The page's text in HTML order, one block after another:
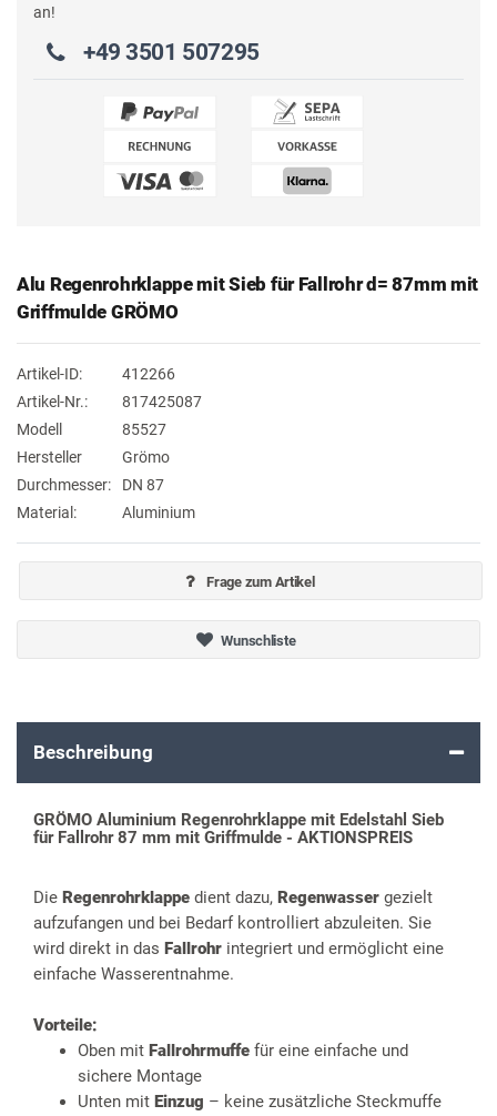
an!
+49 3501 507295
Alu Regenrohrklappe mit Sieb für Fallrohr d= 87mm mit
Griffmulde GRÖMO
Artikel-ID:
412266
Artikel-Nr.:
817425087
Modell
85527
Hersteller
Grömo
Durchmesser:
DN 87
Material:
Aluminium
Frage zum Artikel
Wunschliste
Beschreibung
GRÖMO Aluminium Regenrohrklappe mit Edelstahl Sieb
für Fallrohr 87 mm mit Griffmulde - AKTIONSPREIS
Die Regenrohrklappe dient dazu, Regenwasser gezielt
aufzufangen und bei Bedarf kontrolliert abzuleiten. Sie
wird direkt in das Fallrohr integriert und ermöglicht eine
einfache Wasserentnahme.
Vorteile:
Oben mit Fallrohrmuffe für eine einfache und
sichere Montage
Unten mit Einzug – keine zusätzliche Steckmuffe